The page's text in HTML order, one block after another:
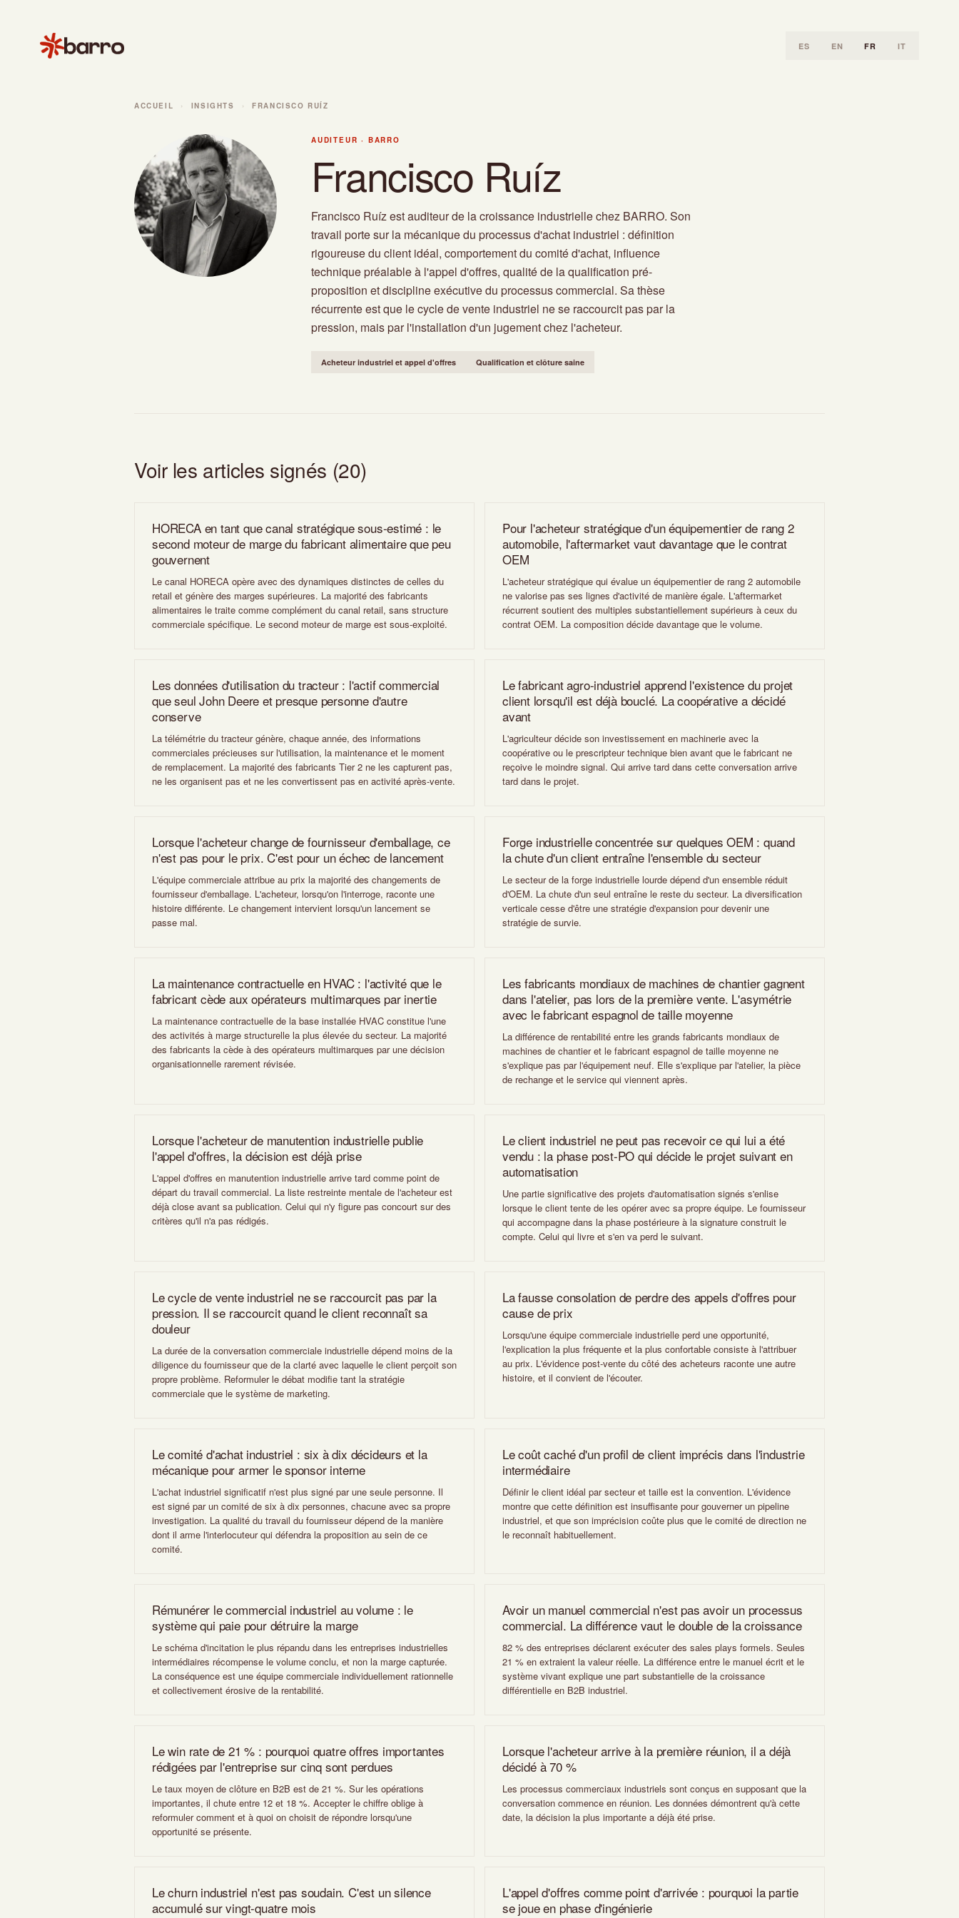
ES EN FR IT
ACCUEIL INSIGHTS FRANCISCO RUÍZ
AUDITEUR · BARRO
Francisco Ruíz
Francisco Ruíz est auditeur de la croissance industrielle chez BARRO. Son
travail porte sur la mécanique du processus d'achat industriel : définition
rigoureuse du client idéal, comportement du comité d'achat, influence
technique préalable à l'appel d'offres, qualité de la qualification pré-
proposition et discipline exécutive du processus commercial. Sa thèse
récurrente est que le cycle de vente industriel ne se raccourcit pas par la
pression, mais par l'installation d'un jugement chez l'acheteur.
Acheteur industriel et appel d'offres Qualification et clôture saine
Voir les articles signés (20)
HORECA en tant que canal stratégique sous-estimé : le
second moteur de marge du fabricant alimentaire que peu
gouvernent
Le canal HORECA opère avec des dynamiques distinctes de celles du
retail et génère des marges supérieures. La majorité des fabricants
alimentaires le traite comme complément du canal retail, sans structure
commerciale spécifique. Le second moteur de marge est sous-exploité.
Pour l'acheteur stratégique d'un équipementier de rang 2
automobile, l'aftermarket vaut davantage que le contrat
OEM
L'acheteur stratégique qui évalue un équipementier de rang 2 automobile
ne valorise pas ses lignes d'activité de manière égale. L'aftermarket
récurrent soutient des multiples substantiellement supérieurs à ceux du
contrat OEM. La composition décide davantage que le volume.
Les données d'utilisation du tracteur : l'actif commercial
que seul John Deere et presque personne d'autre
conserve
La télémétrie du tracteur génère, chaque année, des informations
commerciales précieuses sur l'utilisation, la maintenance et le moment
de remplacement. La majorité des fabricants Tier 2 ne les capturent pas,
ne les organisent pas et ne les convertissent pas en activité après-vente.
Le fabricant agro-industriel apprend l'existence du projet
client lorsqu'il est déjà bouclé. La coopérative a décidé
avant
L'agriculteur décide son investissement en machinerie avec la
coopérative ou le prescripteur technique bien avant que le fabricant ne
reçoive le moindre signal. Qui arrive tard dans cette conversation arrive
tard dans le projet.
Lorsque l'acheteur change de fournisseur d'emballage, ce
n'est pas pour le prix. C'est pour un échec de lancement
L'équipe commerciale attribue au prix la majorité des changements de
fournisseur d'emballage. L'acheteur, lorsqu'on l'interroge, raconte une
histoire différente. Le changement intervient lorsqu'un lancement se
passe mal.
Forge industrielle concentrée sur quelques OEM : quand
la chute d'un client entraîne l'ensemble du secteur
Le secteur de la forge industrielle lourde dépend d'un ensemble réduit
d'OEM. La chute d'un seul entraîne le reste du secteur. La diversification
verticale cesse d'être une stratégie d'expansion pour devenir une
stratégie de survie.
La maintenance contractuelle en HVAC : l'activité que le
fabricant cède aux opérateurs multimarques par inertie
La maintenance contractuelle de la base installée HVAC constitue l'une
des activités à marge structurelle la plus élevée du secteur. La majorité
des fabricants la cède à des opérateurs multimarques par une décision
organisationnelle rarement révisée.
Les fabricants mondiaux de machines de chantier gagnent
dans l'atelier, pas lors de la première vente. L'asymétrie
avec le fabricant espagnol de taille moyenne
La différence de rentabilité entre les grands fabricants mondiaux de
machines de chantier et le fabricant espagnol de taille moyenne ne
s'explique pas par l'équipement neuf. Elle s'explique par l'atelier, la pièce
de rechange et le service qui viennent après.
Lorsque l'acheteur de manutention industrielle publie
l'appel d'offres, la décision est déjà prise
L'appel d'offres en manutention industrielle arrive tard comme point de
départ du travail commercial. La liste restreinte mentale de l'acheteur est
déjà close avant sa publication. Celui qui n'y figure pas concourt sur des
critères qu'il n'a pas rédigés.
Le client industriel ne peut pas recevoir ce qui lui a été
vendu : la phase post-PO qui décide le projet suivant en
automatisation
Une partie significative des projets d'automatisation signés s'enlise
lorsque le client tente de les opérer avec sa propre équipe. Le fournisseur
qui accompagne dans la phase postérieure à la signature construit le
compte. Celui qui livre et s'en va perd le suivant.
Le cycle de vente industriel ne se raccourcit pas par la
pression. Il se raccourcit quand le client reconnaît sa
douleur
La durée de la conversation commerciale industrielle dépend moins de la
diligence du fournisseur que de la clarté avec laquelle le client perçoit son
propre problème. Reformuler le débat modifie tant la stratégie
commerciale que le système de marketing.
La fausse consolation de perdre des appels d'offres pour
cause de prix
Lorsqu'une équipe commerciale industrielle perd une opportunité,
l'explication la plus fréquente et la plus confortable consiste à l'attribuer
au prix. L'évidence post-vente du côté des acheteurs raconte une autre
histoire, et il convient de l'écouter.
Le comité d'achat industriel : six à dix décideurs et la
mécanique pour armer le sponsor interne
L'achat industriel significatif n'est plus signé par une seule personne. Il
est signé par un comité de six à dix personnes, chacune avec sa propre
investigation. La qualité du travail du fournisseur dépend de la manière
dont il arme l'interlocuteur qui défendra la proposition au sein de ce
comité.
Le coût caché d'un profil de client imprécis dans l'industrie
intermédiaire
Définir le client idéal par secteur et taille est la convention. L'évidence
montre que cette définition est insuffisante pour gouverner un pipeline
industriel, et que son imprécision coûte plus que le comité de direction ne
le reconnaît habituellement.
Rémunérer le commercial industriel au volume : le
système qui paie pour détruire la marge
Le schéma d'incitation le plus répandu dans les entreprises industrielles
intermédiaires récompense le volume conclu, et non la marge capturée.
La conséquence est une équipe commerciale individuellement rationnelle
et collectivement érosive de la rentabilité.
Avoir un manuel commercial n'est pas avoir un processus
commercial. La différence vaut le double de la croissance
82 % des entreprises déclarent exécuter des sales plays formels. Seules
21 % en extraient la valeur réelle. La différence entre le manuel écrit et le
système vivant explique une part substantielle de la croissance
différentielle en B2B industriel.
Le win rate de 21 % : pourquoi quatre offres importantes
rédigées par l'entreprise sur cinq sont perdues
Le taux moyen de clôture en B2B est de 21 %. Sur les opérations
importantes, il chute entre 12 et 18 %. Accepter le chiffre oblige à
reformuler comment et à quoi on choisit de répondre lorsqu'une
opportunité se présente.
Lorsque l'acheteur arrive à la première réunion, il a déjà
décidé à 70 %
Les processus commerciaux industriels sont conçus en supposant que la
conversation commence en réunion. Les données démontrent qu'à cette
date, la décision la plus importante a déjà été prise.
Le churn industriel n'est pas soudain. C'est un silence
accumulé sur vingt-quatre mois
L'appel d'offres comme point d'arrivée : pourquoi la partie
se joue en phase d'ingénierie